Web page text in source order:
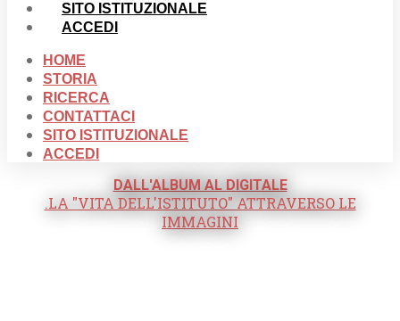
SITO ISTITUZIONALE
ACCEDI
HOME
STORIA
RICERCA
CONTATTACI
SITO ISTITUZIONALE
ACCEDI
DALL'ALBUM AL DIGITALE
.LA "VITA DELL'ISTITUTO" ATTRAVERSO LE
IMMAGINI